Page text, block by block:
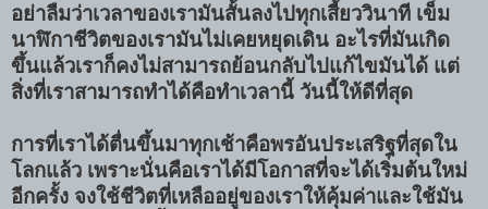
อย่าลืมว่าเวลาของเรามันสั้นลงไปทุกเสี้ยววินาที เข็ม
นาฬิกาชีวิตของเรามันไม่เคยหยุดเดิน อะไรที่มันเกิด
ขึ้นแล้วเราก็คงไม่สามารถย้อนกลับไปแก้ไขมันได้ แต่
สิ่งที่เราสามารถทำได้คือทำเวลานี้ วันนี้ให้ดีที่สุด
การที่เราได้ตื่นขึ้นมาทุกเช้าคือพรอันประเสริฐที่สุดใน
โลกแล้ว เพราะนั่นคือเราได้มีโอกาสที่จะได้เริ่มต้นใหม่
อีกครั้ง จงใช้ชีวิตที่เหลืออยู่ของเราให้คุ้มค่าและใช้มัน